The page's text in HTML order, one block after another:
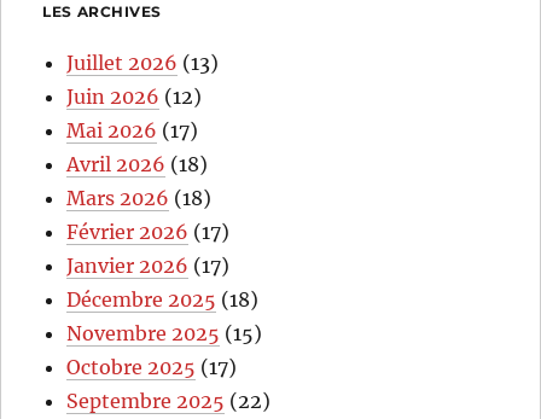
LES ARCHIVES
Juillet 2026 (13)
Juin 2026 (12)
Mai 2026 (17)
Avril 2026 (18)
Mars 2026 (18)
Février 2026 (17)
Janvier 2026 (17)
Décembre 2025 (18)
Novembre 2025 (15)
Octobre 2025 (17)
Septembre 2025 (22)